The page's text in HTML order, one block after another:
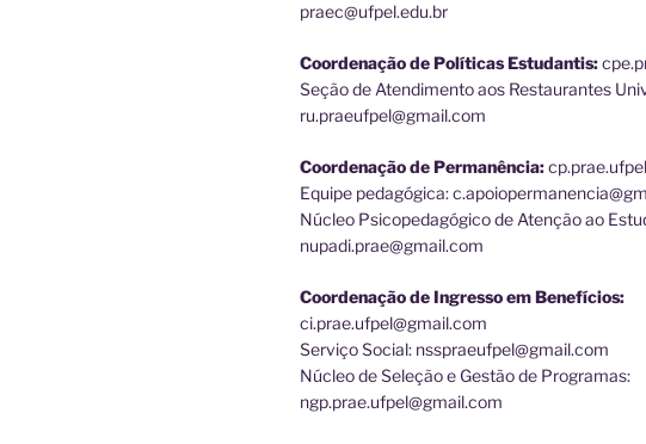
praec@ufpel.edu.br
Coordenação de Políticas Estudantis:
Seção de Atendimento aos Restaurantes
ru.praeufpel@gmail.com
Coordenação de Permanência:
Equipe pedagógica:
Núcleo Psicopedagógico de Atenção ao
nupadi.prae@gmail.com
Coordenação de Ingresso em Benefícios:
ci.prae.ufpel@gmail.com
Serviço Social: nsspraeufpel@gmail.com
Núcleo de Seleção e Gestão de Programas:
ngp.prae.ufpel@gmail.com